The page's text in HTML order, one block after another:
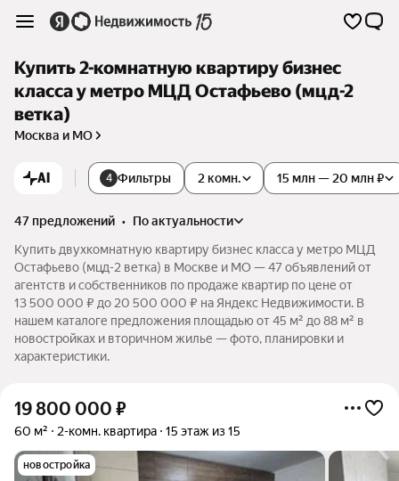
Купить 2-комнатную квартиру бизнес
класса у метро МЦД Остафьево (мцд-2
ветка)
Москва и МО
AI 4 Фильтры 2 комн. 15 млн — 20 млн ₽
47 предложений •
по актуальности
Купить двухкомнатную квартиру бизнес класса у метро МЦД
Остафьево (мцд-2 ветка) в Москве и МО — 47 объявлений от
агентств и собственников по продаже квартир по цене от
13 500 000 ₽ до 20 500 000 ₽ на Яндекс Недвижимости. В
нашем каталоге предложения площадью от 45 м² до 88 м² в
новостройках и вторичном жилье — фото, планировки и
характеристики.
19 800 000 ₽
60 м² 2-комн. квартира 15 этаж из 15
новостройка